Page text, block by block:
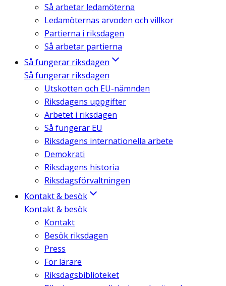
Så arbetar ledamöterna
Ledamöternas arvoden och villkor
Partierna i riksdagen
Så arbetar partierna
Så fungerar riksdagen
Så fungerar riksdagen
Utskotten och EU-nämnden
Riksdagens uppgifter
Arbetet i riksdagen
Så fungerar EU
Riksdagens internationella arbete
Demokrati
Riksdagens historia
Riksdagsförvaltningen
Kontakt & besök
Kontakt & besök
Kontakt
Besök riksdagen
Press
För lärare
Riksdagsbiblioteket